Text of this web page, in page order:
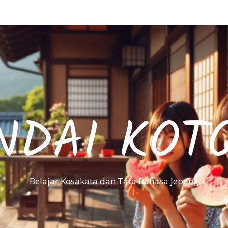
Belajar Kosakata dan Tata Bahasa Jepang